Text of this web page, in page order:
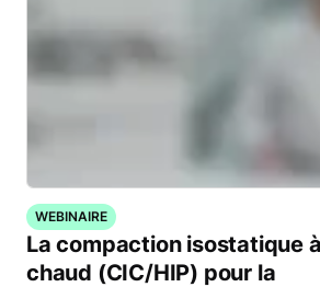
WEBINAIRE
La compaction isostatique à
chaud (CIC/HIP) pour la